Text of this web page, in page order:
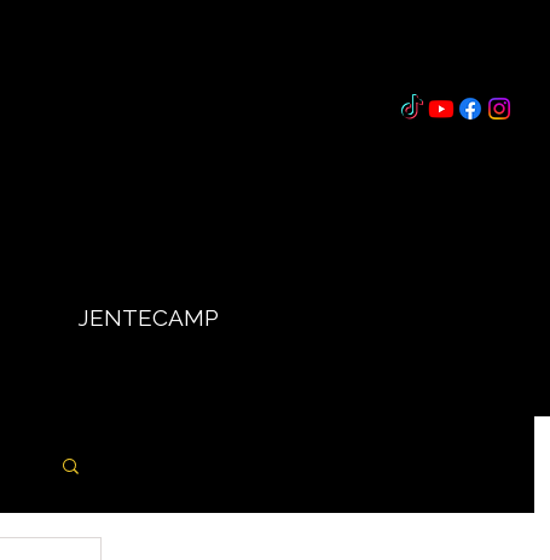
JENTECAMP